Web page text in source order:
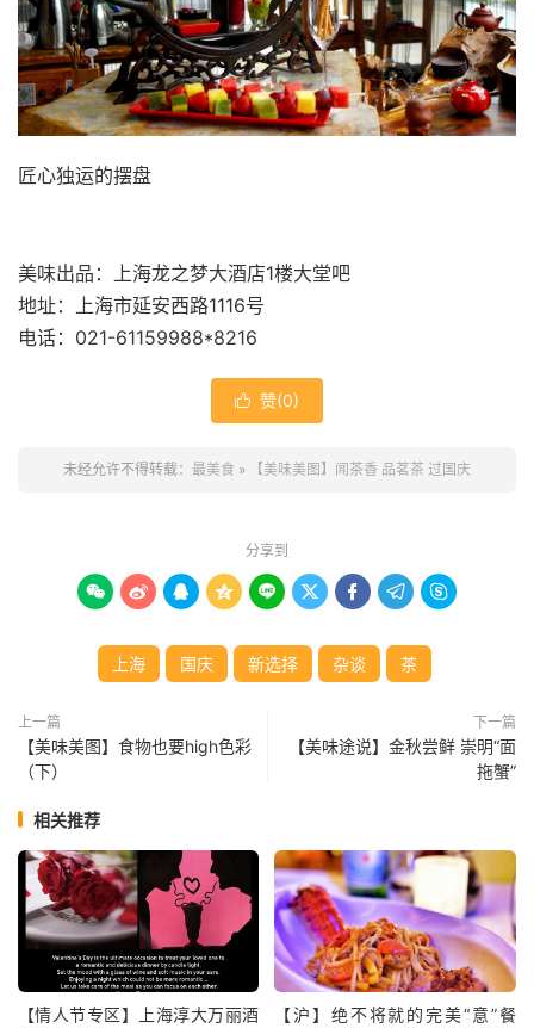
匠心独运的摆盘
美味出品：上海龙之梦大酒店1楼大堂吧
地址：上海市延安西路1116号
电话：021-61159988*8216
 赞(0)
未经允许不得转载： 最美食 » 【美味美图】闻茶香 品茗茶 过国庆
分享到
        
上海 国庆 新选择 杂谈 茶
上一篇
【美味美图】食物也要high色彩
（下）
下一篇
【美味途说】金秋尝鲜 崇明“面
拖蟹”
相关推荐
【情人节专区】上海淳大万丽酒
【沪】绝不将就的完美“意”餐